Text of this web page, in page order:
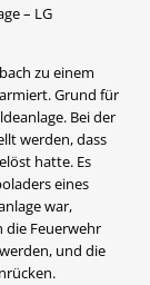
– LG
zu einem
Grund für
Bei der
werden, dass
hatte. Es
eines
war,
die Feuerwehr
und die